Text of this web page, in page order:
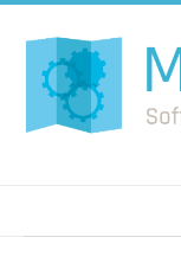
naar
inhoud